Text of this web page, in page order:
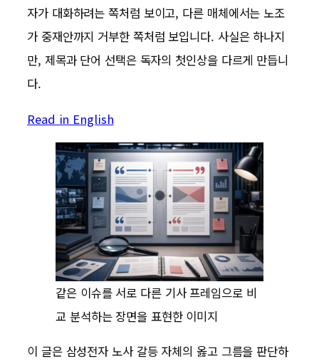
자가 대화하려는 쪽처럼 보이고, 다른 매체에서는 노조
가 중재안까지 거부한 쪽처럼 보입니다. 사실은 하나지
만, 제목과 단어 선택은 독자의 첫인상을 다르게 만듭니
다.
Read in English
같은 이슈를 서로 다른 기사 프레임으로 비
교 분석하는 장면을 표현한 이미지
이 글은 삼성전자 노사 갈등 자체의 옳고 그름을 판단하